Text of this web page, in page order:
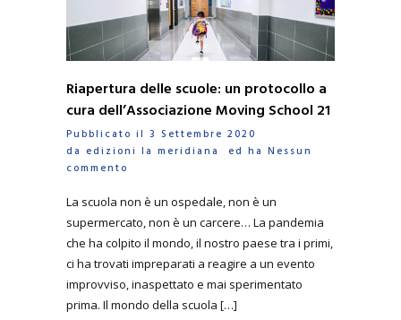
Riapertura delle scuole: un protocollo a
cura dell’Associazione Moving School 21
Pubblicato il 3 Settembre 2020
da edizioni la meridiana ed ha Nessun
commento
La scuola non è un ospedale, non è un
supermercato, non è un carcere… La pandemia
che ha colpito il mondo, il nostro paese tra i primi,
ci ha trovati impreparati a reagire a un evento
improvviso, inaspettato e mai sperimentato
prima. Il mondo della scuola […]